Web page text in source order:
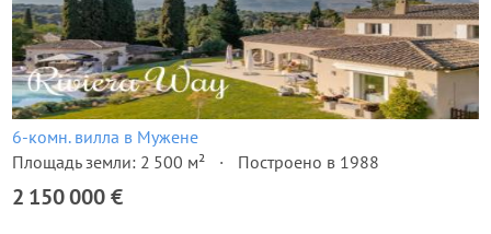
6-комн. вилла в Мужене
Площадь земли: 2 500 м²
Построено в 1988
2 150 000 €